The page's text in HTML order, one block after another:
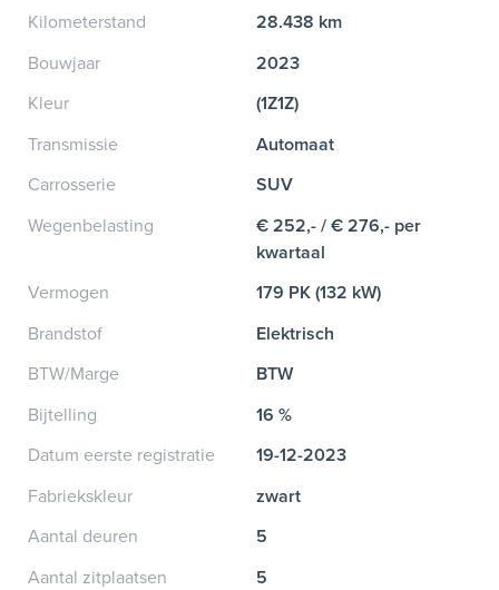
Kilometerstand
28.438 km
Bouwjaar
2023
Kleur
(1Z1Z)
Transmissie
Automaat
Carrosserie
SUV
Wegenbelasting
€ 252,- / € 276,- per
kwartaal
Vermogen
179 PK (132 kW)
Brandstof
Elektrisch
BTW/Marge
BTW
Bijtelling
16 %
Datum eerste registratie
19-12-2023
Fabriekskleur
zwart
Aantal deuren
5
Aantal zitplaatsen
5